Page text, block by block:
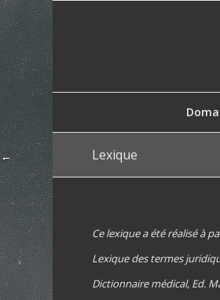
Lexique
Ce lexique a été réalisé à
Lexique des termes
Dictionnaire médical, Ed.